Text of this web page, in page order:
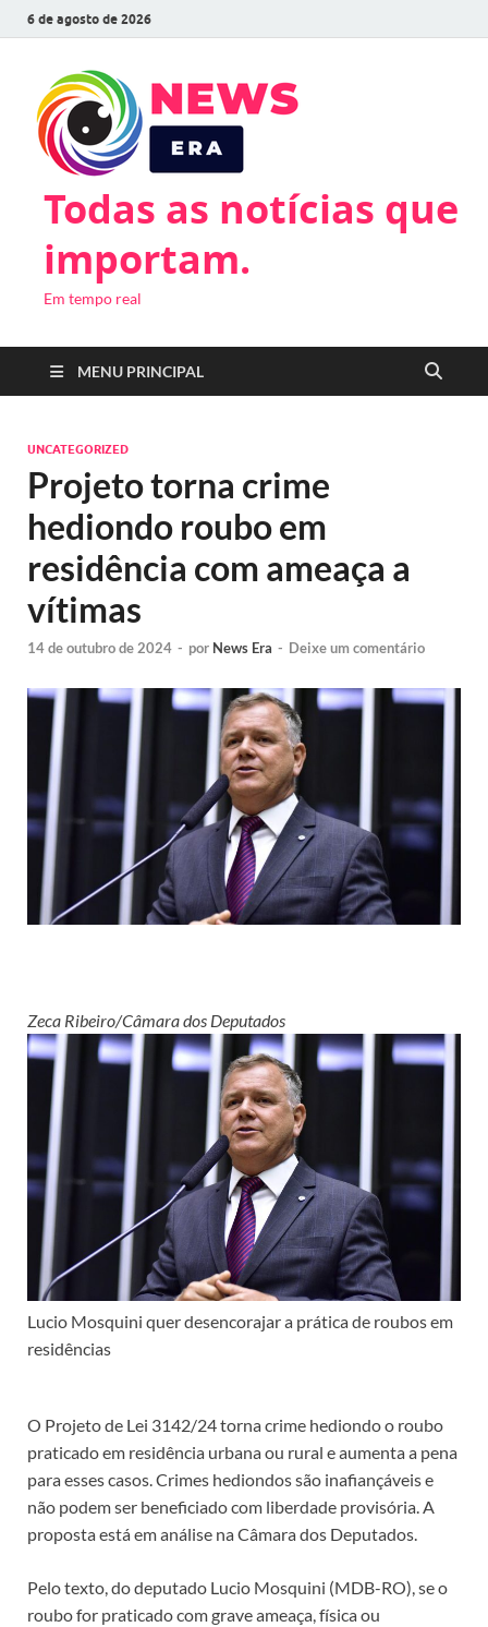
6 de agosto de 2026
Todas as notícias que
importam.
Em tempo real
MENU PRINCIPAL
UNCATEGORIZED
Projeto torna crime
hediondo roubo em
residência com ameaça a
vítimas
14 de outubro de 2024 - por News Era - Deixe um comentário
Zeca Ribeiro/Câmara dos Deputados
Lucio Mosquini quer desencorajar a prática de roubos em
residências
O Projeto de Lei 3142/24 tornacrime hediondoo roubo
praticado em residência urbana ou rural e aumenta a pena
para esses casos. Crimes hediondos são inafiançáveis e
não podem ser beneficiado com liberdade provisória. A
proposta está em análise na Câmara dos Deputados.
Pelo texto, do deputado Lucio Mosquini (MDB-RO), se o
roubo for praticado com grave ameaça, física ou